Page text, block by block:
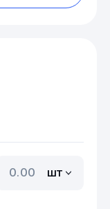
шт